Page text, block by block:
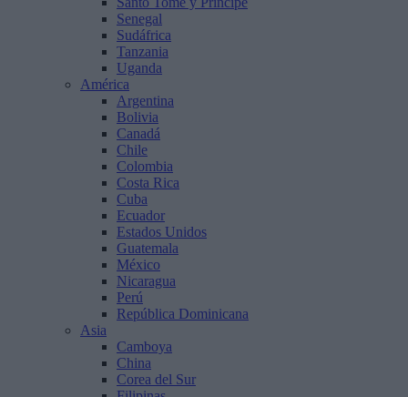
Senegal
Sudáfrica
Tanzania
Uganda
América
Argentina
Bolivia
Canadá
Chile
Colombia
Costa Rica
Cuba
Ecuador
Estados Unidos
Guatemala
México
Nicaragua
Perú
República Dominicana
Asia
Camboya
China
Corea del Sur